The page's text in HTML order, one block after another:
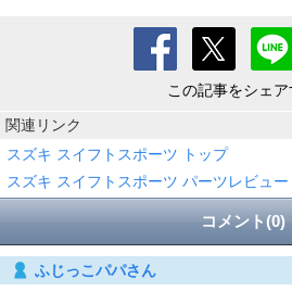
この記事をシェア
関連リンク
スズキ スイフトスポーツ トップ
スズキ スイフトスポーツ パーツレビュー
コメント(0)
ふじっこパパさん